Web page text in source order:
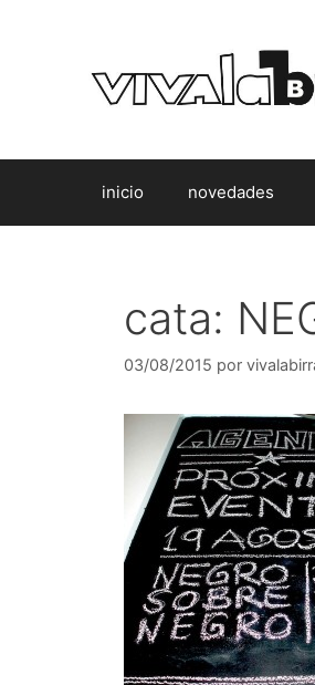
inicio novedades
cata:
03/08/2015 por